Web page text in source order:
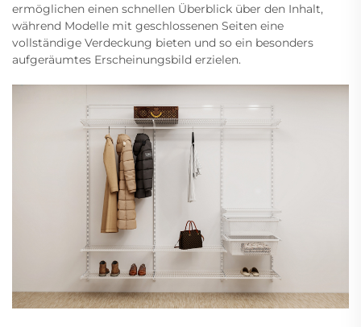
ermöglichen einen schnellen Überblick über den Inhalt,
während Modelle mit geschlossenen Seiten eine
vollständige Verdeckung bieten und so ein besonders
aufgeräumtes Erscheinungsbild erzielen.